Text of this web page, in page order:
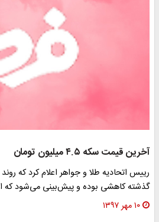
آخرین قیمت سکه ۴.۵ میلیون تومان
رییس اتحادیه طلا و جواهر اعلام کرد که
گذشته کاهشی بوده و پیش‌بینی می‌شود که
۱۰ مهر ۱۳۹۷